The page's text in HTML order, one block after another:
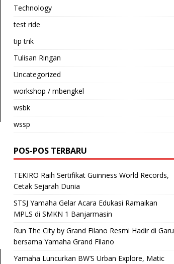
Technology
test ride
tip trik
Tulisan Ringan
Uncategorized
workshop / mbengkel
wsbk
wssp
POS-POS TERBARU
TEKIRO Raih Sertifikat Guinness World Records,
Cetak Sejarah Dunia
STSJ Yamaha Gelar Acara Edukasi Ramaikan
MPLS di SMKN 1 Banjarmasin
Run The City by Grand Filano Resmi Hadir di
bersama Yamaha Grand Filano
Yamaha Luncurkan BW’S Urban Explore, Matic